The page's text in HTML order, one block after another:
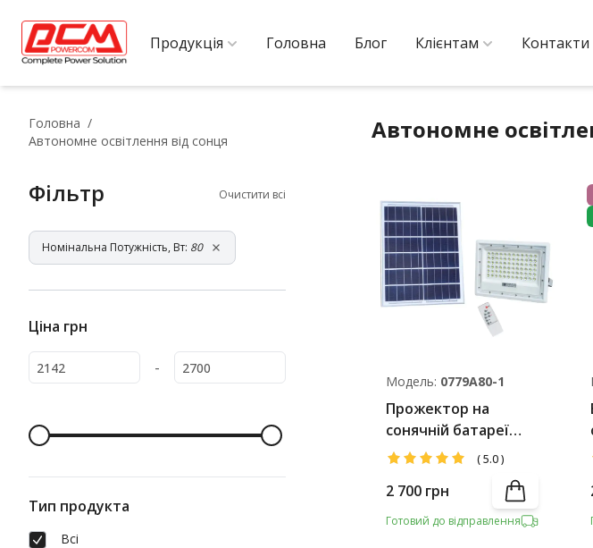
Продукція Головна Блог Клієнтам Контакти
Головна
Автономне освітлення від сонця
Фільтр Очистити всі
Номінальна Потужність, Вт: 80
Ціна грн
-
Тип продукта
Всі
Автономне
Модель: 0779A80-1
Прожектор на
сонячній батареї
Alltop 0779A80-1 80W
(5.0)
2 700 грн
Готовий до відправлення